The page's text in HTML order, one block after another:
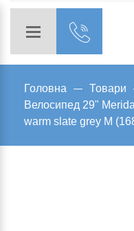
Головна Товари
Велосипед 29"
warm slate grey M